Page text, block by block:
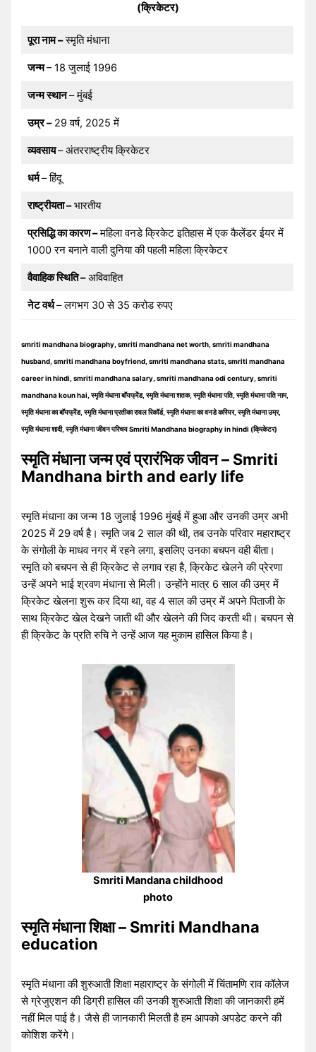
(क्रिकेटर)
पूरा नाम –स्मृति मंधाना
जन्म– 18 जुलाई 1996
जन्म स्थान– मुंबई
उम्र –29 वर्ष, 2025 में
व्यवसाय– अंतरराष्ट्रीय क्रिकेटर
धर्म– हिंदू
राष्ट्रीयता –भारतीय
प्रसिद्धि का कारण –महिला वनडे क्रिकेट इतिहास में एक कैलेंडर ईयर में
1000 रन बनाने वाली दुनिया की पहली महिला क्रिकेटर
वैवाहिक स्थिति –अविवाहित
नेट वर्थ– लगभग 30 से 35 करोड रुपए
smriti mandhana biography, smriti mandhana net worth, smriti mandhana
husband, smriti mandhana boyfriend, smriti mandhana stats, smriti mandhana
career in hindi, smriti mandhana salary, smriti mandhana odi century, smriti
mandhana koun hai, स्मृति मंधाना बॉयफ्रेंड, स्मृति मंधाना शतक, स्मृति मंधाना पति, स्मृति मंधाना पति नाम,
स्मृति मंधाना का बॉयफ्रेंड, स्मृति मंधाना प्रतीका रावल रिकॉर्ड, स्मृति मंधाना का वनडे करियर, स्मृति मंधाना उम्र,
स्मृति मंधाना शादी, स्मृति मंधाना जीवन परिचय Smriti Mandhana biography in hindi (क्रिकेटर)
स्मृति मंधाना जन्म एवं प्रारंभिक जीवन – Smriti
Mandhana birth and early life
स्मृति मंधाना का जन्म 18 जुलाई 1996 मुंबई में हुआ और उनकी उम्र अभी
2025 में 29 वर्ष है। स्मृति जब 2 साल की थी, तब उनके परिवार महाराष्ट्र
के संगोली के माधव नगर में रहने लगा, इसलिए उनका बचपन वही बीता।
स्मृति को बचपन से ही क्रिकेट से लगाव रहा है, क्रिकेट खेलने की प्रेरणा
उन्हें अपने भाई श्रवण मंधाना से मिली। उन्होंने मात्र 6 साल की उम्र में
क्रिकेट खेलना शुरू कर दिया था, वह 4 साल की उम्र में अपने पिताजी के
साथ क्रिकेट खेल देखने जाती थी और खेलने की जिद करती थी। बचपन से
ही क्रिकेट के प्रति रुचि ने उन्हें आज यह मुकाम हासिल किया है।
Smriti Mandana childhood
photo
स्मृति मंधाना शिक्षा – Smriti Mandhana
education
स्मृति मंधाना की शुरुआती शिक्षा महाराष्ट्र के संगोली में चिंतामणि राव कॉलेज
से ग्रेजुएशन की डिग्री हासिल की उनकी शुरुआती शिक्षा की जानकारी हमें
नहीं मिल पाई है। जैसे ही जानकारी मिलती है हम आपको अपडेट करने की
कोशिश करेंगे।